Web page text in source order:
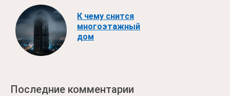
К чему снится
многоэтажный
дом
Последние комментарии